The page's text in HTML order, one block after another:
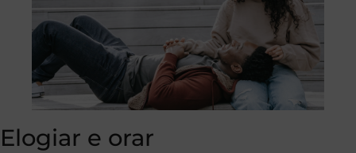
Elogiar e orar